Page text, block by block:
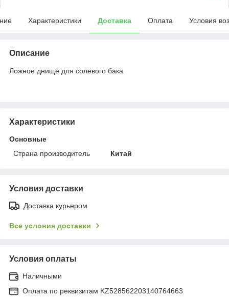
Характеристики Доставка Оплата Условия
Описание
Ложное днище для солевого бака
Характеристики
Основные
Страна производитель
Китай
Условия доставки
Доставка курьером
Все условия доставки
Условия оплаты
Наличными
Оплата по реквизитам KZ528562203140764663